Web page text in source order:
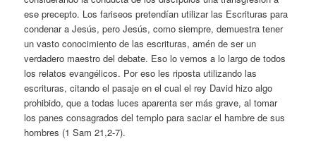
ese precepto. Los fariseos pretendían utilizar las Escrituras para
condenar a Jesús, pero Jesús, como siempre, demuestra tener
un vasto conocimiento de las escrituras, amén de ser un
verdadero maestro del debate. Eso lo vemos a lo largo de todos
los relatos evangélicos. Por eso les riposta utilizando las
escrituras, citando el pasaje en el cual el rey David hizo algo
prohibido, que a todas luces aparenta ser más grave, al tomar
los panes consagrados del templo para saciar el hambre de sus
hombres (1 Sam 21,2-7).